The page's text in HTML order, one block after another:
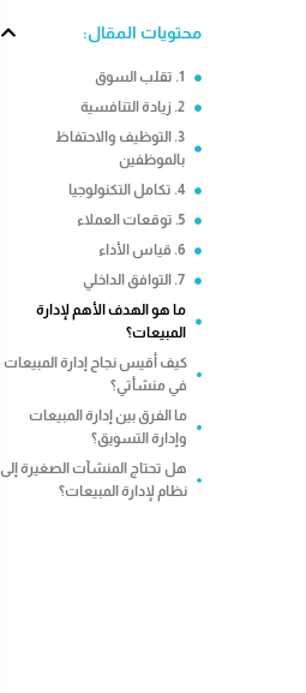
محتويات المقال:
1. تقلب السوق
2. زيادة التنافسية
3. التوظيف والاحتفاظ
بالموظفين
4. تكامل التكنولوجيا
5. توقعات العملاء
6. قياس الأداء
7. التوافق الداخلي
ما هو الهدف الأهم لإدارة
المبيعات؟
كيف أقيس نجاح إدارة المبيعات
في منشأتي؟
ما الفرق بين إدارة المبيعات
وإدارة التسويق؟
هل تحتاج المنشآت الصغيرة إلى
نظام لإدارة المبيعات؟